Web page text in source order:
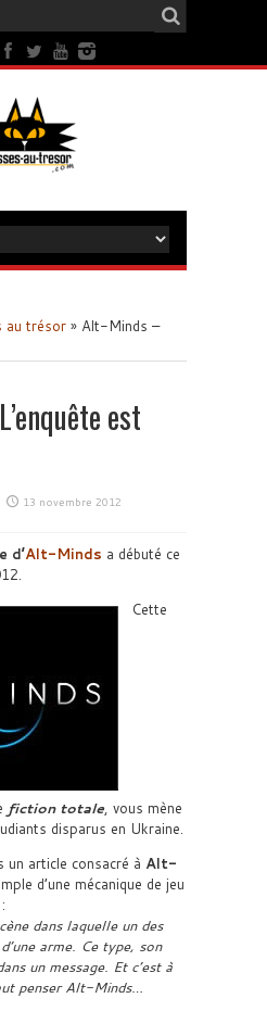
au trésor » Alt-Minds –
est
13 novembre 2012
d’Alt-Minds a débuté ce
Cette
fiction totale, vous mène
disparus en Ukraine.
un article consacré à Alt-
d’une mécanique de jeu
dans laquelle un des
arme. Ce type, son
un message. Et c’est à
penser Alt-Minds…